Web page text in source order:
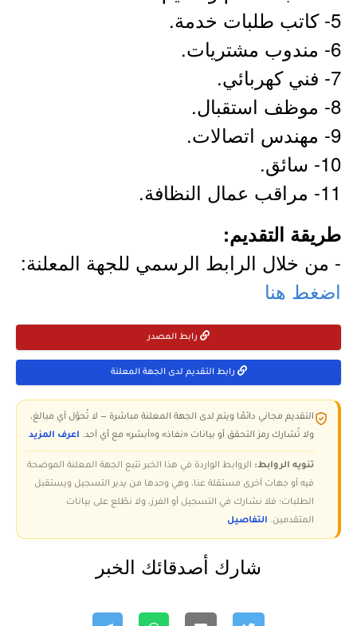
5- كاتب طلبات خدمة.
6- مندوب مشتريات.
7- فني كهربائي.
8- موظف استقبال.
9- مهندس اتصالات.
10- سائق.
11- مراقب عمال النظافة.
طريقة التقديم:
- من خلال الرابط الرسمي للجهة المعلنة:
اضغط هنا
رابط المصدر
رابط التقديم لدى الجهة المعلنة
التقديم مجاني دائمًا ويتم لدى الجهة المعلنة مباشرة — لا تُحوّل أي مبالغ،
ولا تُشارك رمز التحقق أو بيانات «نفاذ» و«أبشر» مع أي أحد. اعرف المزيد
تنويه الروابط: الروابط الواردة في هذا الخبر تتبع الجهة المعلنة الموضحة
فيه أو جهات أخرى مستقلة عنا، وهي وحدها من يدير التسجيل ويستقبل
الطلبات؛ فلا نشارك في التسجيل أو الفرز، ولا نطّلع على بيانات
المتقدمين. التفاصيل
شارك أصدقائك الخبر